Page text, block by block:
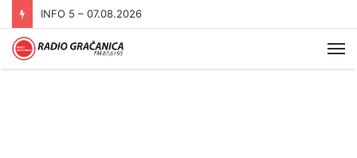
INFO 5 – 07.08.2026